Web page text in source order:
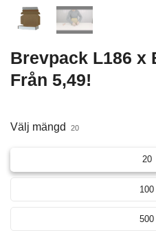
Brevpack L186 x
Från 5,49!
Välj mängd 20
20
100
500